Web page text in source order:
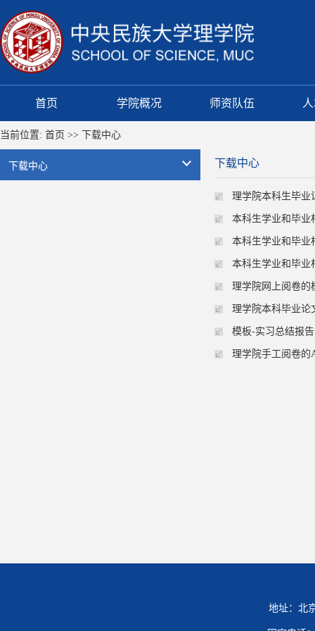
首页 学院概况 师资队伍
当前位置: 首页 >> 下载中心
下载中心 下载中心
理学院本科生毕业
本科生学业和毕业
本科生学业和毕业
本科生学业和毕业
理学院网上阅卷的
理学院本科毕业论
模板-实习总结报
理学院手工阅卷的
地址：北